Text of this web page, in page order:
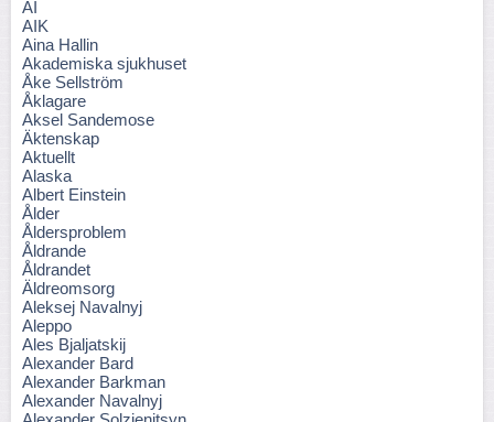
AI
AIK
Aina Hallin
Akademiska sjukhuset
Åke Sellström
Åklagare
Aksel Sandemose
Äktenskap
Aktuellt
Alaska
Albert Einstein
Ålder
Åldersproblem
Åldrande
Åldrandet
Äldreomsorg
Aleksej Navalnyj
Aleppo
Ales Bjaljatskij
Alexander Bard
Alexander Barkman
Alexander Navalnyj